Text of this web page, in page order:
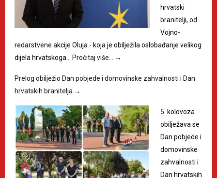
hrvatski
branitelji, od
Vojno-
redarstvene akcije Oluja - koja je obilježila oslobađanje velikog
dijela hrvatskoga… Pročitaj više… →
Prelog obilježio Dan pobjede i domovinske zahvalnosti i Dan
hrvatskih branitelja →
5. kolovoza
obilježava se
Dan pobjede i
domovinske
zahvalnosti i
Dan hrvatskih